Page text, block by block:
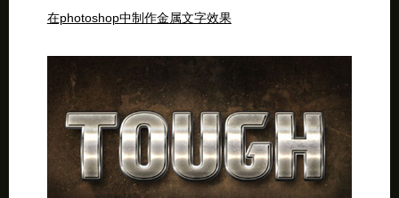
在photoshop中制作金属文字效果